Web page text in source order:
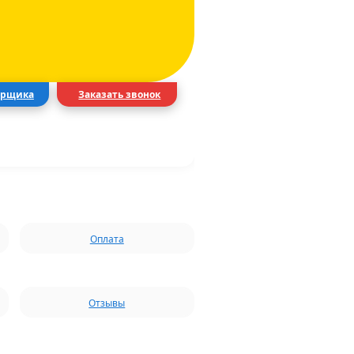
Заказать звонок
Оплата
Отзывы